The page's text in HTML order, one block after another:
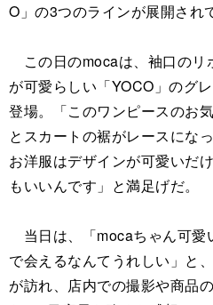
O」の3つのラインが展開され
この日のmocaは、袖口のリ
が可愛らしい「YOCO」のグ
登場。「このワンピースのお
とスカートの裾がレースにな
お洋服はデザインが可愛いだ
もいいんです」と満足げだ。
当日は、「mocaちゃん可愛
で会えるなんてうれしい」と
が訪れ、店内での撮影や商品